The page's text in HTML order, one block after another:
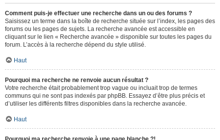
Comment puis-je effectuer une recherche dans un ou des forums ?
Saisissez un terme dans la boîte de recherche située sur l’index, les pages des
forums ou les pages de sujets. La recherche avancée est accessible en
cliquant sur le lien « Recherche avancée » disponible sur toutes les pages du
forum. L’accès à la recherche dépend du style utilisé.
Haut
Pourquoi ma recherche ne renvoie aucun résultat ?
Votre recherche était probablement trop vague ou incluait trop de termes
communs qui ne sont pas indexés par phpBB. Essayez d’être plus précis et
d’utiliser les différents filtres disponibles dans la recherche avancée.
Haut